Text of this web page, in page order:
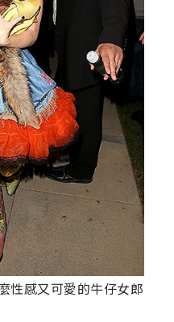
性感又可愛的牛仔女郎